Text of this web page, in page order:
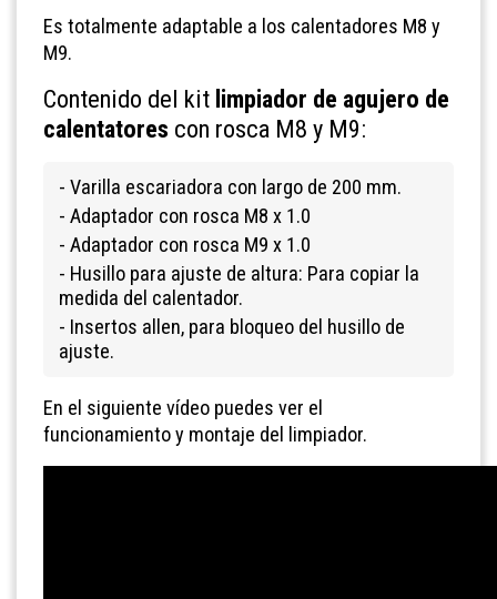
Es totalmente adaptable a los calentadores M8 y
M9.
Contenido del kit limpiador de agujero de
calentatores con rosca M8 y M9:
- Varilla escariadora con largo de 200 mm.
- Adaptador con rosca M8 x 1.0
- Adaptador con rosca M9 x 1.0
- Husillo para ajuste de altura: Para copiar la
medida del calentador.
- Insertos allen, para bloqueo del husillo de
ajuste.
En el siguiente vídeo puedes ver el
funcionamiento y montaje del limpiador.